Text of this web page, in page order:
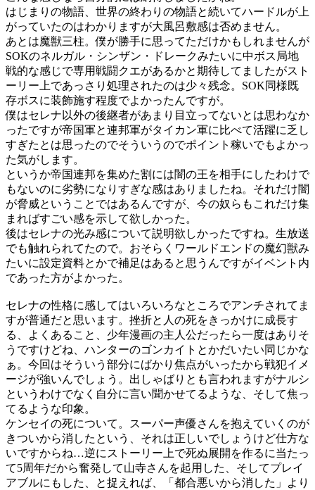
はじまりの物語、世界の終わりの物語と続いてハードルが上
がっていたのはわかりますが大風呂敷感は否めません。
あとは魔獣三柱。僕が勝手に思ってただけかもしれませんが
SOKのネルガル・シンザン・ドレークみたいに中ボス局地
戦的な感じで専用戦闘クエがあるかと期待してましたがスト
ーリー上であっさり処理されたのは少々残念。SOK同様既
存ボスに装飾施す程度でよかったんですが。
僕はセレナ以外の後継者があまり目立ってないとは思わなか
ったですが帝国軍と連邦軍がタイカン軍に比べて活躍に乏し
すぎたとは思ったのでそういうのでポイント稼いでもよかっ
た気がします。
というか帝国連邦を集めた割には闇の王を相手にしたわけで
もないのに劣勢になりすぎな感はありましたね。それだけ闇
が脅威ということではあるんですが、今の奴らもこれだけ集
まればすごい感を示して欲しかった。
後はセレナの光み感について説明欲しかったですね。生放送
でも触れられてたので。おそらくワールドエンドの魔幻獣み
たいに設定資料とかで補足はあると思うんですがイベント内
であった方がよかった。
セレナの性格に感してはいろいろなところでアンチされてま
すが普通だと思います。挫折と人の死をきっかけに成長す
る、よくあること、少年漫画の主人公だったら一度はありそ
うですけどね、ハンターのゴンカイトとかだいたい同じかな
ぁ。今回はそういう部分にばかり焦点がいったから戦犯イメ
ージが強いんでしょう。出しゃばりとも言われますがナルシ
というわけでなく自分に言い聞かせてるような、そして焦っ
てるような印象。
ケンセイの死について。スーパー声優さんを抱えていくのが
きついから消したという、それは正しいでしょうけど仕方な
いですからね…逆にストーリー上で死ぬ展開を作るに当たっ
て5周年だから奮発して山寺さんを起用した、そしてプレイ
アブルにもした、と捉えれば、「都合悪いから消した」より